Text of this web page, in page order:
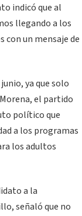
indicó que al
llegando a los
con un mensaje de
ya que solo
el partido
político que
a los programas
los adultos
a la
señaló que no